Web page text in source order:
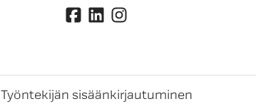
Työntekijän sisäänkirjautuminen